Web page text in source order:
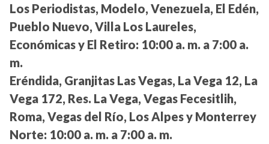
Los Periodistas, Modelo, Venezuela, El Edén,
Pueblo Nuevo, Villa Los Laureles,
Económicas y El Retiro: 10:00 a. m. a 7:00 a.
m.
Eréndida, Granjitas Las Vegas, La Vega 12, La
Vega 172, Res. La Vega, Vegas Fecesitlih,
Roma, Vegas del Río, Los Alpes y Monterrey
Norte: 10:00 a. m. a 7:00 a. m.